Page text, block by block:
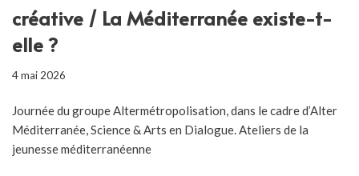
créative / La Méditerranée existe-t-
elle ?
4 mai 2026
Journée du groupe Altermétropolisation, dans le cadre d’Alter
Méditerranée, Science & Arts en Dialogue. Ateliers de la
jeunesse méditerranéenne